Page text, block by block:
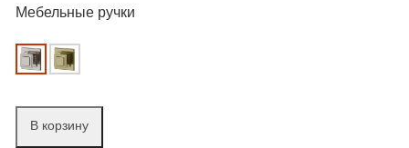
Мебельные ручки
В корзину